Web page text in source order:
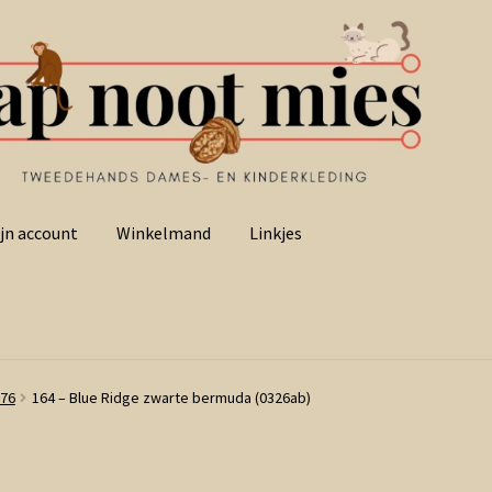
account Winkelmand Linkjes
164 – Blue Ridge zwarte bermuda (0326ab)